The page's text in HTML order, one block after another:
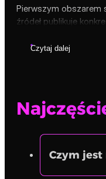
Pierwszym obszarem
źródeł publikuje
Czytaj dalej
Czym